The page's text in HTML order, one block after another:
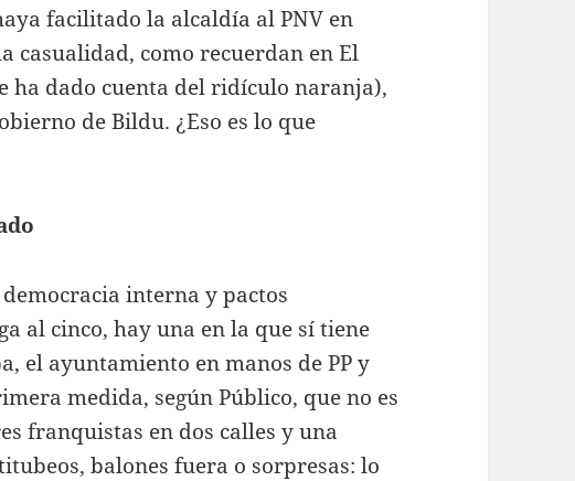
facilitado la alcaldía al PNV en
casualidad, como recuerdan en El
ha dado cuenta del ridículo naranja),
de Bildu. ¿Eso es lo que
interna y pactos
al cinco, hay una en la que sí tiene
el ayuntamiento en manos de PP y
medida, según Público, que no es
franquistas en dos calles y una
balones fuera o sorpresas: lo